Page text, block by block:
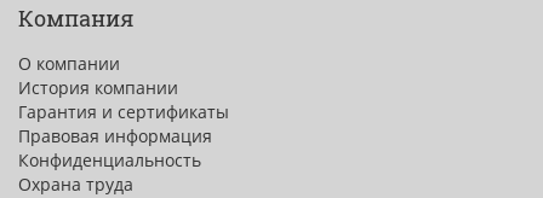
Компания
О компании
История компании
Гарантия и сертификаты
Правовая информация
Конфиденциальность
Охрана труда